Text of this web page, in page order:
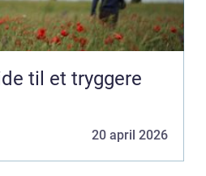
til et tryggere
20 april 2026